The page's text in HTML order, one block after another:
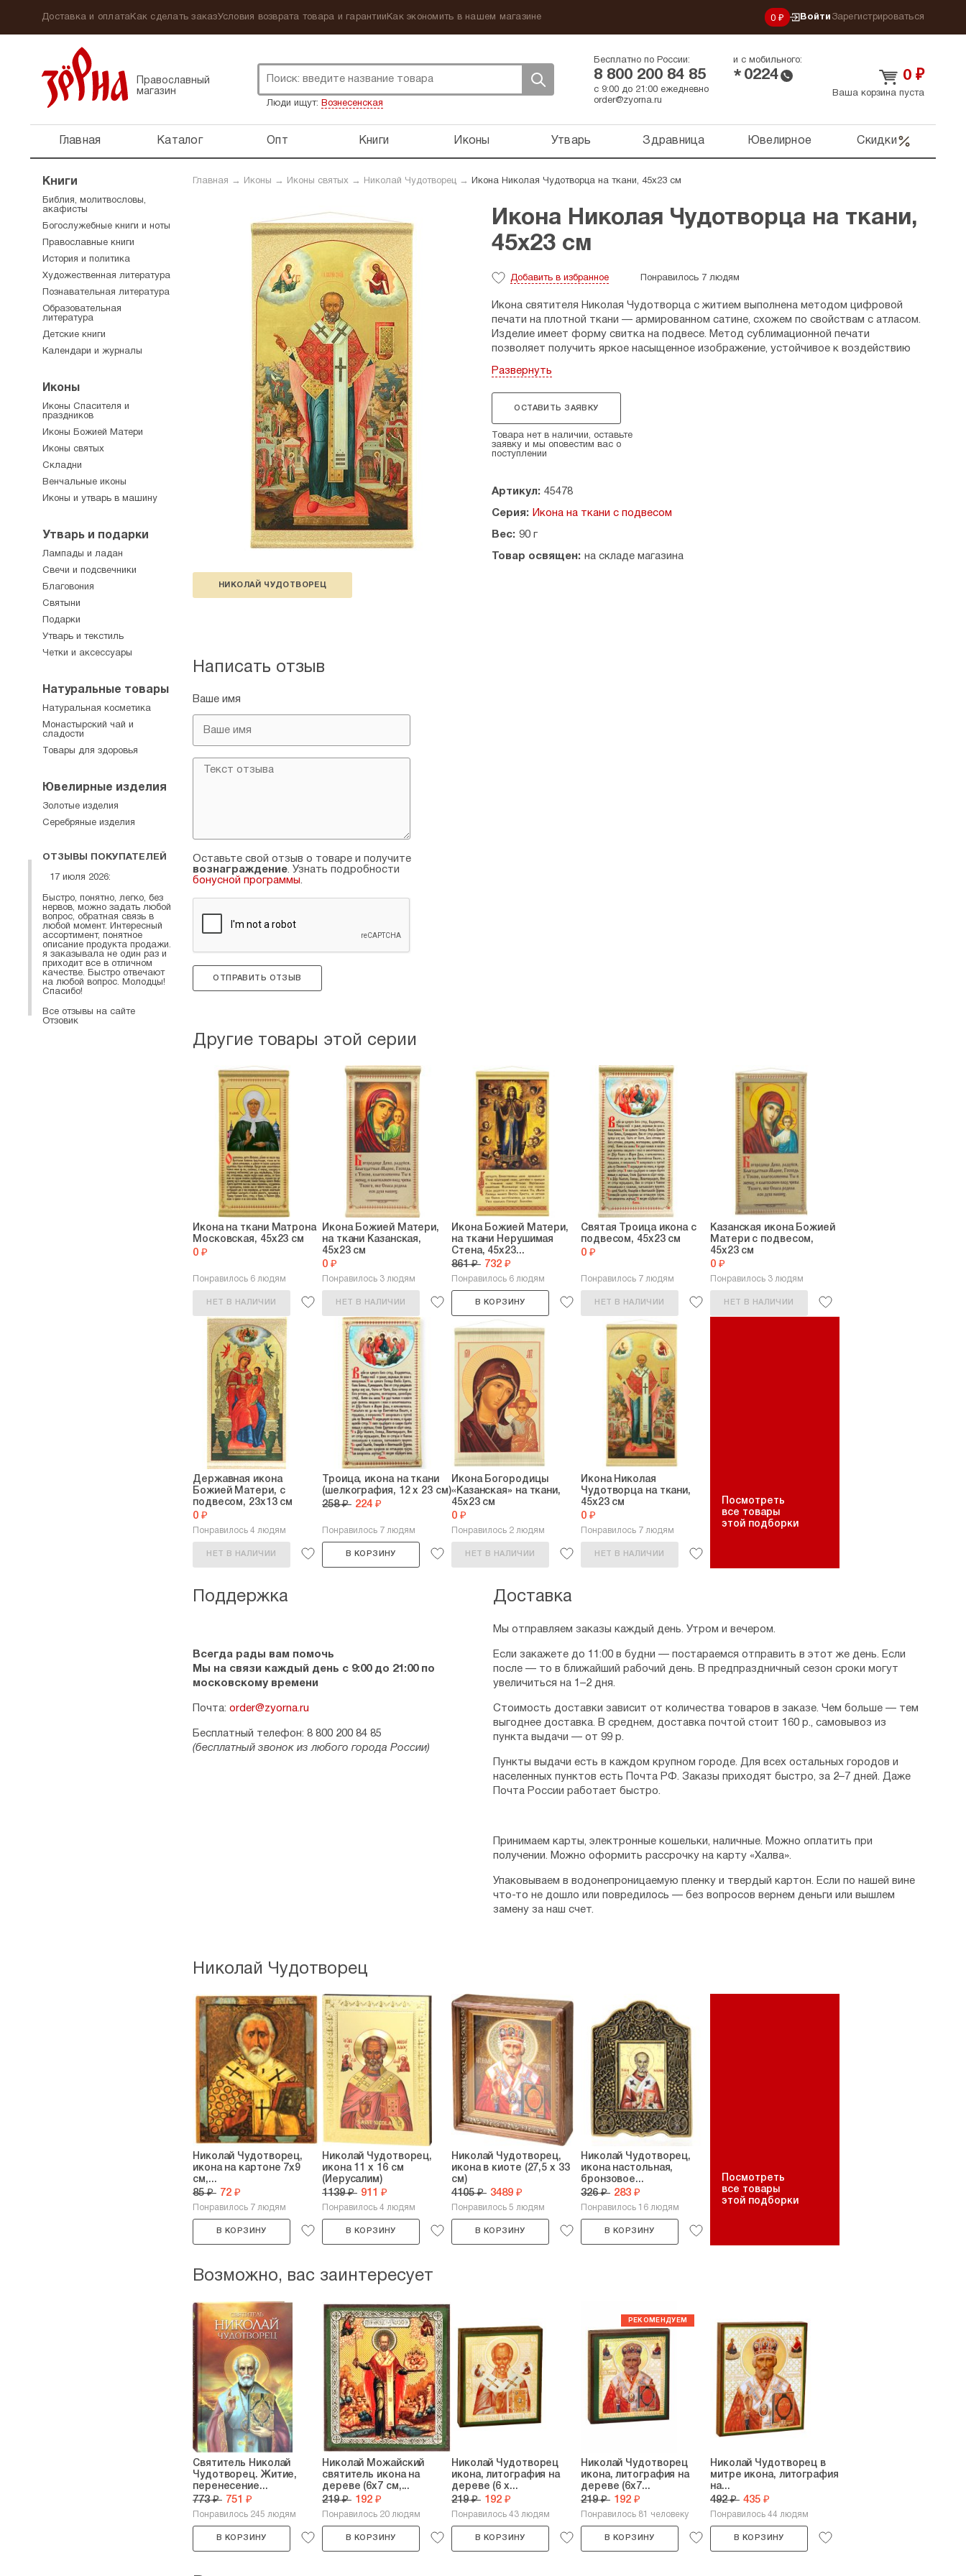
Доставка и оплатаКак сделать заказУсловия возврата товара и гарантии Как экономить в нашем магазине 0 ₽ Войти Зарегистрироваться
Православный
магазин
Люди ищут: Вознесенская
Бесплатно по России:
8 800 200 84 85
и с мобильного:
* 0224
с 9:00 до 21:00 ежедневно
order@zyorna.ru
0 ₽
Ваша корзина пуста
Главная Каталог Опт Книги Иконы Утварь Здравница Ювелирное Скидки
Главная → Иконы → Иконы святых → Николай Чудотворец → Икона Николая Чудотворца на ткани, 45х23 см
НИКОЛАЙ ЧУДОТВОРЕЦ
Икона Николая Чудотворца на ткани,
45х23 см
Добавить в избранное Понравилось 7 людям
Икона святителя Николая Чудотворца с житием выполнена методом цифровой
печати на плотной ткани — армированном сатине, схожем по свойствам с атласом.
Изделие имеет форму свитка на подвесе. Метод сублимационной печати
позволяет получить яркое насыщенное изображение, устойчивое к воздействию
виде использовать на домашней молитве или во время крестного хода нести
Размер иконы 23 × 42 см.
Развернуть
ОСТАВИТЬ ЗАЯВКУ
Товара нет в наличии, оставьте
заявку и мы оповестим вас о
поступлении
Артикул: 45478
Серия: Икона на ткани с подвесом
Вес: 90 г
Товар освящен: на складе магазина
Написать отзыв
Ваше имя
Оставьте свой отзыв о товаре и получите
вознаграждение. Узнать подробности
бонусной программы.
ОТПРАВИТЬ ОТЗЫВ
Другие товары этой серии
Икона на ткани Матрона
Московская, 45х23 см
0 ₽
Понравилось 6 людям
НЕТ В НАЛИЧИИ
Икона Божией Матери,
на ткани Казанская,
45х23 см
0 ₽
Понравилось 3 людям
НЕТ В НАЛИЧИИ
Икона Божией Матери,
на ткани Нерушимая
Стена, 45х23...
861 ₽ 732 ₽
Понравилось 6 людям
В КОРЗИНУ
Святая Троица икона с
подвесом, 45х23 см
0 ₽
Понравилось 7 людям
НЕТ В НАЛИЧИИ
Казанская икона Божией
Матери с подвесом,
45х23 см
0 ₽
Понравилось 3 людям
НЕТ В НАЛИЧИИ
Державная икона
Божией Матери, с
подвесом, 23х13 см
0 ₽
Понравилось 4 людям
НЕТ В НАЛИЧИИ
Троица, икона на ткани
(шелкография, 12 х 23 см)
258 ₽ 224 ₽
Понравилось 7 людям
В КОРЗИНУ
Икона Богородицы
«Казанская» на ткани,
45х23 см
0 ₽
Понравилось 2 людям
НЕТ В НАЛИЧИИ
Икона Николая
Чудотворца на ткани,
45х23 см
0 ₽
Понравилось 7 людям
НЕТ В НАЛИЧИИ
Посмотреть
все товары
этой подборки
Поддержка
Всегда рады вам помочь
Мы на связи каждый день с 9:00 до 21:00 по
московскому времени
Почта: order@zyorna.ru
Бесплатный телефон: 8 800 200 84 85
(бесплатный звонок из любого города России)
Доставка
Мы отправляем заказы каждый день. Утром и вечером.
Если закажете до 11:00 в будни — постараемся отправить в этот же день. Если
после — то в ближайший рабочий день. В предпраздничный сезон сроки могут
увеличиться на 1–2 дня.
Стоимость доставки зависит от количества товаров в заказе. Чем больше — тем
выгоднее доставка. В среднем, доставка почтой стоит 160 р., самовывоз из
пункта выдачи — от 99 р.
Пункты выдачи есть в каждом крупном городе. Для всех остальных городов и
населенных пунктов есть Почта РФ. Заказы приходят быстро, за 2–7 дней. Даже
Почта России работает быстро.
Принимаем карты, электронные кошельки, наличные. Можно оплатить при
получении. Можно оформить рассрочку на карту «Халва».
Упаковываем в водонепроницаемую пленку и твердый картон. Если по нашей вине
что-то не дошло или повредилось — без вопросов вернем деньги или вышлем
замену за наш счет.
Николай Чудотворец
Николай Чудотворец,
икона на картоне 7х9
см,...
85 ₽ 72 ₽
Понравилось 7 людям
В КОРЗИНУ
Николай Чудотворец,
икона 11 х 16 см
(Иерусалим)
1139 ₽ 911 ₽
Понравилось 4 людям
В КОРЗИНУ
Николай Чудотворец,
икона в киоте (27,5 х 33
см)
4105 ₽ 3489 ₽
Понравилось 5 людям
В КОРЗИНУ
Николай Чудотворец,
икона настольная,
бронзовое...
326 ₽ 283 ₽
Понравилось 16 людям
В КОРЗИНУ
Посмотреть
все товары
этой подборки
Возможно, вас заинтересует
Святитель Николай
Чудотворец. Житие,
перенесение...
773 ₽ 751 ₽
Понравилось 245 людям
В КОРЗИНУ
Николай Можайский
святитель икона на
дереве (6х7 см,...
219 ₽ 192 ₽
Понравилось 20 людям
В КОРЗИНУ
Николай Чудотворец
икона, литография на
дереве (6 х...
219 ₽ 192 ₽
Понравилось 43 людям
В КОРЗИНУ
Николай Чудотворец
икона, литография на
дереве (6х7...
219 ₽ 192 ₽
Понравилось 81 человеку
В КОРЗИНУ
Николай Чудотворец в
митре икона, литография
на...
492 ₽ 435 ₽
Понравилось 44 людям
В КОРЗИНУ
Книги
Библия, молитвословы,
акафисты
Богослужебные книги и ноты
Православные книги
История и политика
Художественная литература
Познавательная литература
Образовательная
литература
Детские книги
Календари и журналы
Иконы
Иконы Спасителя и
праздников
Иконы Божией Матери
Иконы святых
Складни
Венчальные иконы
Иконы и утварь в машину
Утварь и подарки
Лампады и ладан
Свечи и подсвечники
Благовония
Святыни
Подарки
Утварь и текстиль
Четки и аксессуары
Натуральные товары
Натуральная косметика
Монастырский чай и
сладости
Товары для здоровья
Ювелирные изделия
Золотые изделия
Серебряные изделия
ОТЗЫВЫ ПОКУПАТЕЛЕЙ
17 июля 2026:
Быстро, понятно, легко, без
нервов, можно задать любой
вопрос, обратная связь в
любой момент. Интересный
ассортимент, понятное
описание продукта продажи.
я заказывала не один раз и
приходит все в отличном
качестве. Быстро отвечают
на любой вопрос. Молодцы!
Спасибо!
Все отзывы на сайте
Отзовик